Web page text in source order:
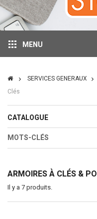
MENU
SERVICES GENERAUX
Clés
CATALOGUE
MOTS-CLÉS
ARMOIRES À CLÉS &
Il y a 7 produits.